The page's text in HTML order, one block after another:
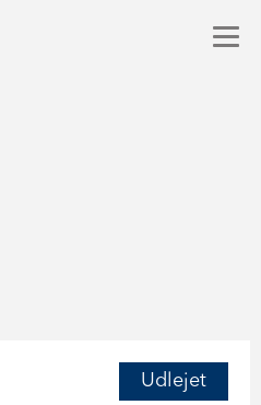
Udlejet